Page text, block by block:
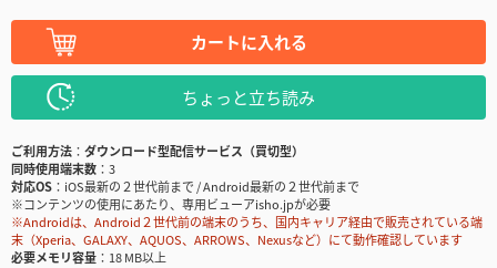
カートに入れる
ちょっと立ち読み
ご利用方法
ダウンロード型配信サービス（買切型）
同時使用端末数
3
対応OS
iOS最新の２世代前まで / Android最新の２世代前まで
※コンテンツの使用にあたり、専用ビューアisho.jpが必要
※Androidは、Android２世代前の端末のうち、国内キャリア経由で販売されている端
末（Xperia、GALAXY、AQUOS、ARROWS、Nexusなど）にて動作確認しています
必要メモリ容量
18 MB以上